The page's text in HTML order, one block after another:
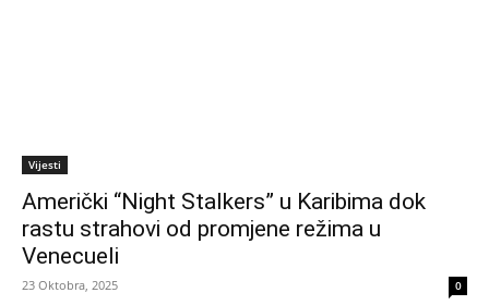
Vijesti
Američki “Night Stalkers” u Karibima dok
rastu strahovi od promjene režima u
Venecueli
23 Oktobra, 2025 0